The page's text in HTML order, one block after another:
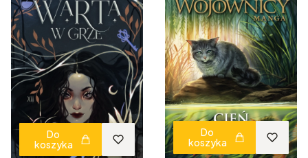
Do
koszyka
Do
koszyka